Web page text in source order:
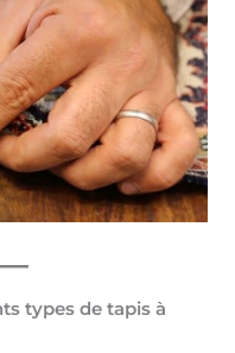
types de tapis à